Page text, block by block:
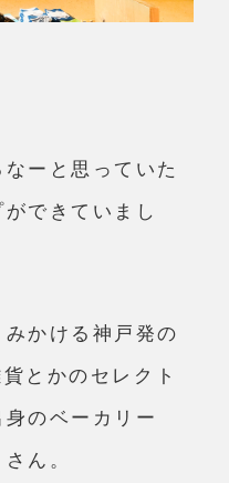
ーと思っていた
できていまし
かける神戸発の
とかのセレクト
のベーカリー
ん。